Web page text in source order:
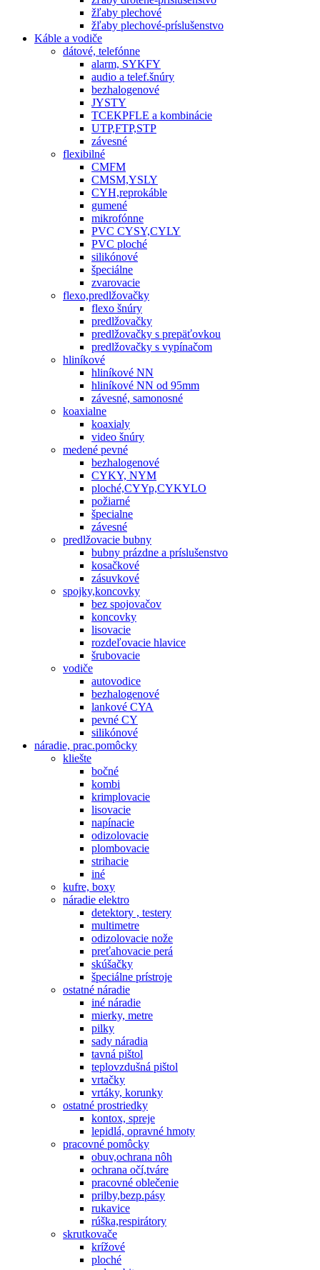
žľaby plechové
žľaby plechové-príslušenstvo
Káble a vodiče
dátové, telefónne
alarm, SYKFY
audio a telef.šnúry
bezhalogenové
JYSTY
TCEKPFLE a kombinácie
UTP,FTP,STP
závesné
flexibilné
CMFM
CMSM,YSLY
CYH,reprokáble
gumené
mikrofónne
PVC CYSY,CYLY
PVC ploché
silikónové
špeciálne
zvarovacie
flexo,predlžovačky
flexo šnúry
predlžovačky
predlžovačky s prepäťovkou
predlžovačky s vypínačom
hliníkové
hliníkové NN
hliníkové NN od 95mm
závesné, samonosné
koaxialne
koaxialy
video šnúry
medené pevné
bezhalogenové
CYKY, NYM
ploché,CYYp,CYKYLO
požiarné
špecialne
závesné
predlžovacie bubny
bubny prázdne a príslušenstvo
kosačkové
zásuvkové
spojky,koncovky
bez spojovačov
koncovky
lisovacie
rozdeľovacie hlavice
šrubovacie
vodiče
autovodice
bezhalogenové
lankové CYA
pevné CY
silikónové
náradie, prac.pomôcky
kliešte
bočné
kombi
krimplovacie
lisovacie
napínacie
odizolovacie
plombovacie
strihacie
iné
kufre, boxy
náradie elektro
detektory , testery
multimetre
odizolovacie nože
preťahovacie perá
skúšačky
špeciálne prístroje
ostatné náradie
iné náradie
mierky, metre
pilky
sady náradia
tavná pištol
teplovzdušná pištol
vrtačky
vrtáky, korunky
ostatné prostriedky
kontox, spreje
lepidlá, opravné hmoty
pracovné pomôcky
obuv,ochrana nôh
ochrana očí,tváre
pracovné oblečenie
prilby,bezp.pásy
rukavice
rúška,respirátory
skrutkovače
krížové
ploché